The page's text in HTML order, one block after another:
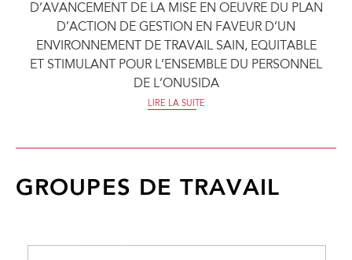
D’AVANCEMENT DE LA MISE EN OEUVRE DU PLAN
D’ACTION DE GESTION EN FAVEUR D’UN
ENVIRONNEMENT DE TRAVAIL SAIN, EQUITABLE
ET STIMULANT POUR L’ENSEMBLE DU PERSONNEL
DE L’ONUSIDA
LIRE LA SUITE
GROUPES DE TRAVAIL